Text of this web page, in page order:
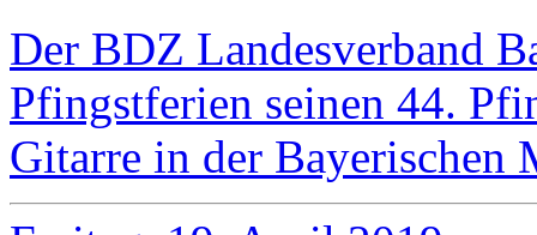
Der BDZ Landesverband
Pfingstferien seinen 44.
Gitarre in der